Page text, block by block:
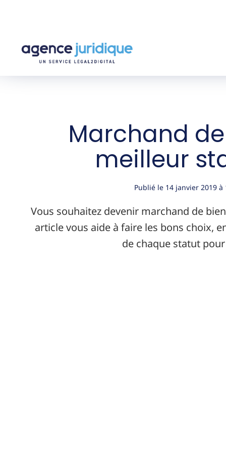
Marchand
meilleur
Publié le 14 janvier 2019 à
Vous souhaitez devenir marchand de
article vous aide à faire les bons choix,
de chaque statut pour